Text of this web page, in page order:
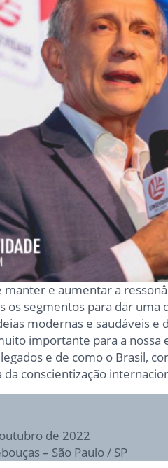
e aumentar a
os segmentos para dar uma
modernas e saudáveis
importante para a nossa
e de como o Brasil,
conscientização
de 2022
– São Paulo / SP